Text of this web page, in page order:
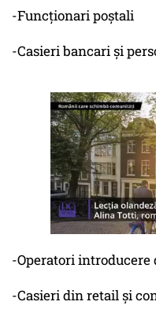
-Funcționari poștali
-Casieri bancari și
-Operatori introducere
-Casieri din retail și